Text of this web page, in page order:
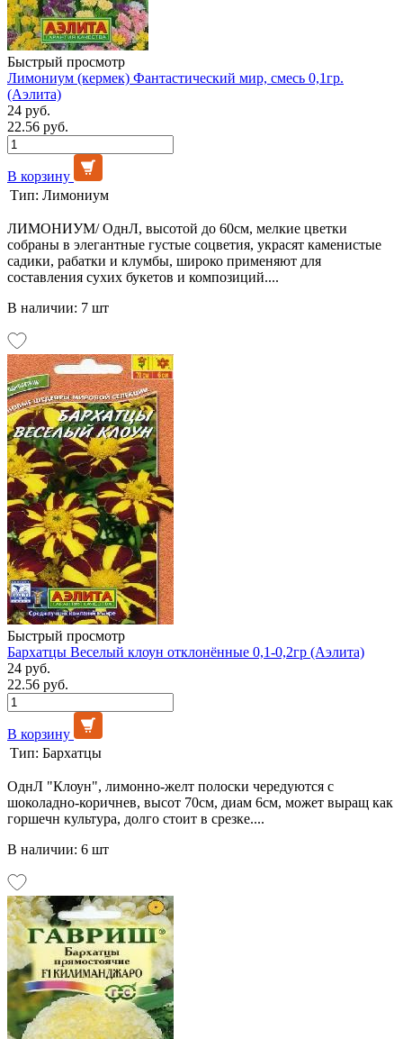
Быстрый просмотр
Лимониум (кермек) Фантастический мир, смесь 0,1гр.
(Аэлита)
24 руб.
22.56 руб.
В корзину
Тип: Лимониум
ЛИМОНИУМ/ ОднЛ, высотой до 60см, мелкие цветки
собраны в элегантные густые соцветия, украсят каменистые
садики, рабатки и клумбы, широко применяют для
составления сухих букетов и композиций....
В наличии: 7 шт
Быстрый просмотр
Бархатцы Веселый клоун отклонённые 0,1-0,2гр (Аэлита)
24 руб.
22.56 руб.
В корзину
Тип: Бархатцы
ОднЛ "Клоун", лимонно-желт полоски чередуются с
шоколадно-коричнев, высот 70см, диам 6см, может выращ как
горшечн культура, долго стоит в срезке....
В наличии: 6 шт